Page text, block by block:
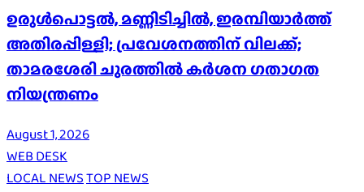
ഉരുൾപൊട്ടൽ, മണ്ണിടിച്ചിൽ, ഇരമ്പിയാര്‍ത്ത്
അതിരപ്പിള്ളി; പ്രവേശനത്തിന് വിലക്ക്;
താമരശേരി ചുരത്തില്‍ കര്‍ശന ഗതാഗത
നിയന്ത്രണം
August 1, 2026
WEB DESK
LOCAL NEWSTOP NEWS